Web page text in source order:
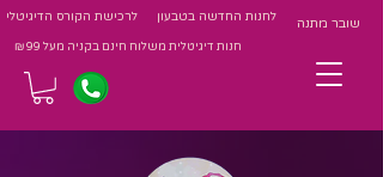
לרכישת הקורס הדיגיטלי לחנות החדשה בטבעון
חנות דיגיטלית משלוח חינם בקניה מעל 99 ₪
שובר מתנה